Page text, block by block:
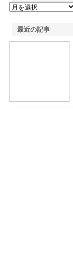
最近の記事